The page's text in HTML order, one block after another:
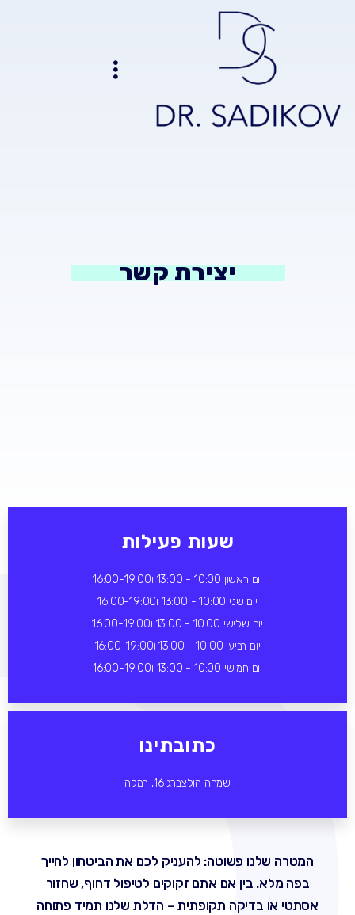
יצירת קשר
שעות פעילות
יום ראשון 10:00 - 13:00 ו16:00-19:00
יום שני 10:00 - 13:00 ו16:00-19:00
יום שלישי 10:00 - 13:00 ו16:00-19:00
יום רביעי 10:00 - 13:00 ו16:00-19:00
יום חמישי 10:00 - 13:00 ו16:00-19:00
כתובתינו
שמחה הולצברג 16, רמלה
המטרה שלנו פשוטה: להעניק לכם את הביטחון לחייך
בפה מלא. בין אם אתם זקוקים לטיפול דחוף, שחזור
אסתטי או בדיקה תקופתית – הדלת שלנו תמיד פתוחה